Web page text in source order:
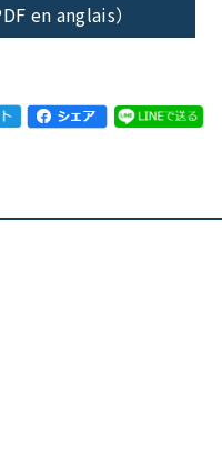
en anglais）